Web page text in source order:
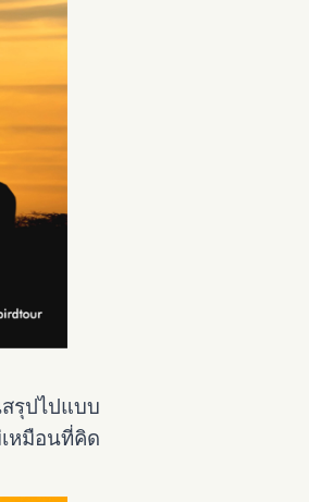
รุปไปแบบ
หมือนที่คิด